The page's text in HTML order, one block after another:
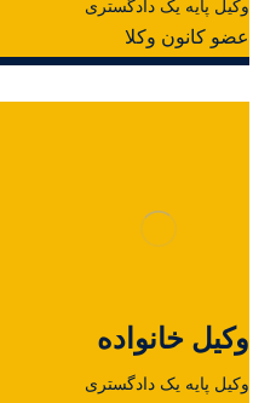
وکیل پایه یک دادگستری
عضو کانون وکلا
وکیل خانواده
وکیل پایه یک دادگستری